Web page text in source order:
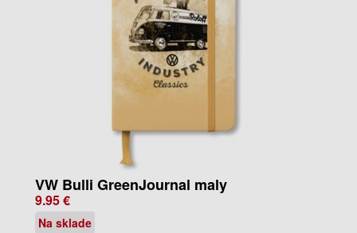
VW Bulli GreenJournal maly
9.95 €
Na sklade